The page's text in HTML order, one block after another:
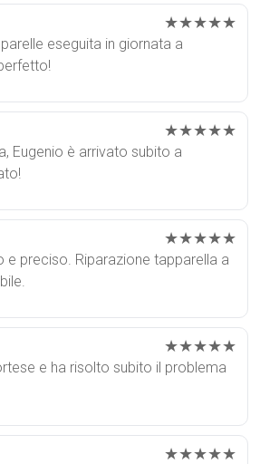
★★★★★
eseguita in giornata a
★★★★★
Eugenio è arrivato subito a
★★★★★
e preciso. Riparazione tapparella a
★★★★★
e ha risolto subito il problema
★★★★★